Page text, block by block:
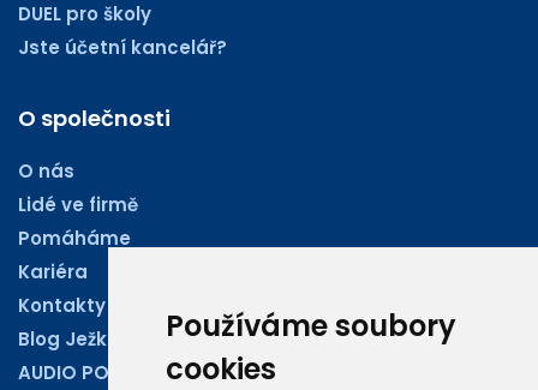
Používáme soubory
cookies
DUEL pro školy
Jste účetní kancelář?
O společnosti
O nás
Lidé ve firmě
Pomáháme
Kariéra
Kontakty
Blog Ježkoviny
AUDIO PODCASTY